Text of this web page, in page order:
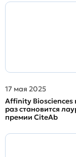
17 мая 2025
Affinity Biosciences
раз становится
премии CiteAb